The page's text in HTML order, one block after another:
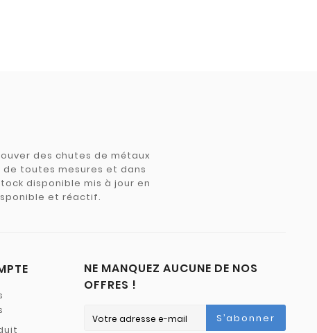
des chutes de métaux
toutes mesures et dans
disponible mis à jour en
et réactif.
NE MANQUEZ AUCUNE DE NOS
OFFRES !
S’abonner